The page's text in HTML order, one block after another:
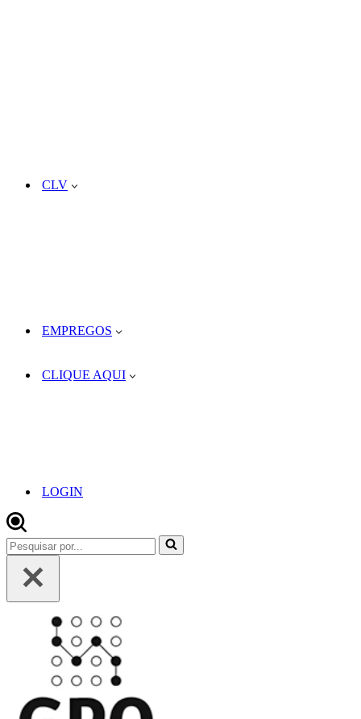
CLV
EMPREGOS
CLIQUE AQUI
LOGIN
Pesquisar
por...